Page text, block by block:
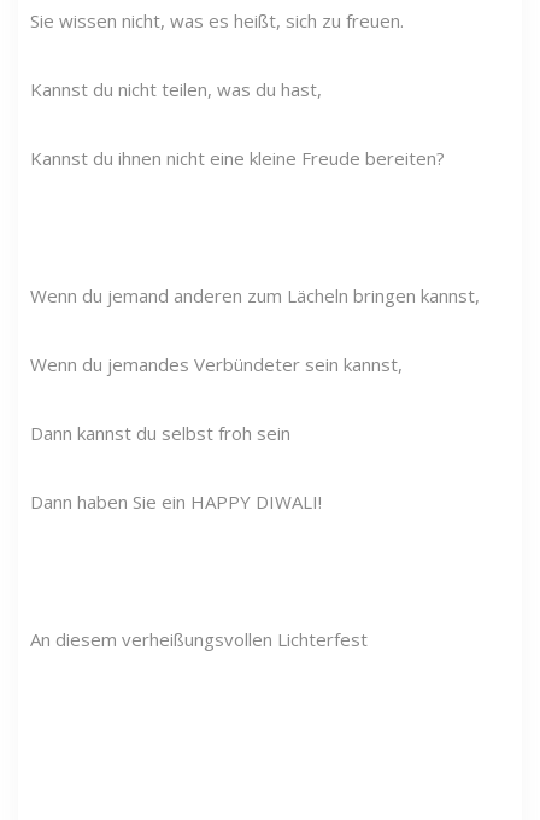
Sie wissen nicht, was es heißt, sich zu freuen.
Kannst du nicht teilen, was du hast,
Kannst du ihnen nicht eine kleine Freude bereiten?
Wenn du jemand anderen zum Lächeln bringen kannst,
Wenn du jemandes Verbündeter sein kannst,
Dann kannst du selbst froh sein
Dann haben Sie ein HAPPY DIWALI!
An diesem verheißungsvollen Lichterfest